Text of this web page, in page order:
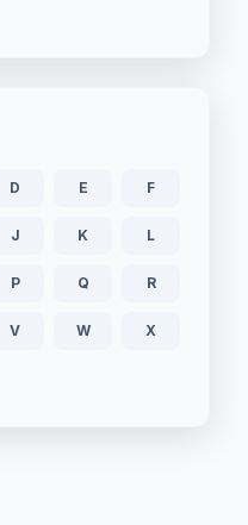
D E F
J K L
P Q R
V W X